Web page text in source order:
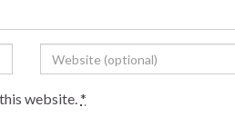
website.*